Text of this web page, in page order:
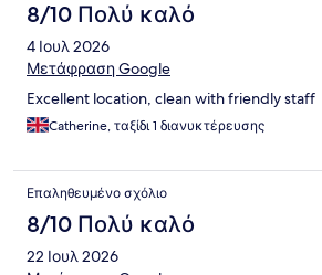
8/10 Πολύ καλό
4 Ιουλ 2026
Μετάφραση Google
Excellent location, clean with friendly staff
Catherine, ταξίδι 1 διανυκτέρευσης
Επαληθευμένο σχόλιο
8/10 Πολύ καλό
22 Ιουλ 2026